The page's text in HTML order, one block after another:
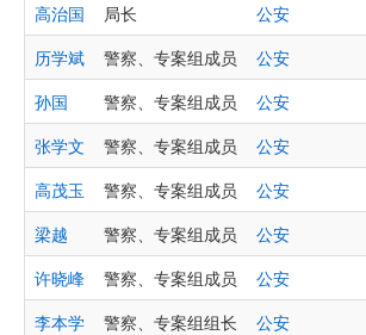
高治国
局长
公安
历学斌
警察、专案组成员
公安
孙国
警察、专案组成员
公安
张学文
警察、专案组成员
公安
高茂玉
警察、专案组成员
公安
梁越
警察、专案组成员
公安
许晓峰
警察、专案组成员
公安
李本学
警察、专案组组长 公安